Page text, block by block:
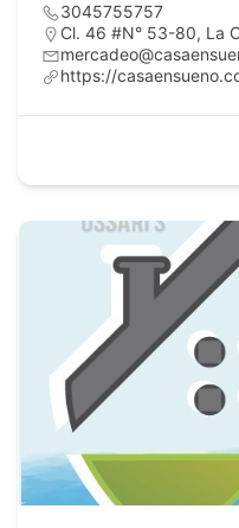
3045755757
Cl. 46 #N° 53-80, La
https://